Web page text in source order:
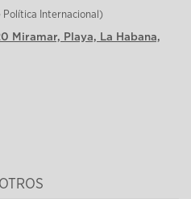
Política Internacional)
Miramar, Playa, La Habana,